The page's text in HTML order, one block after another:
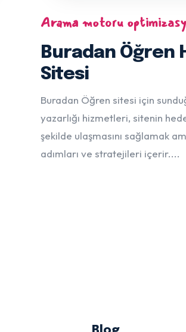
Arama motoru
Buradan Öğren
Sitesi
Buradan Öğren sitesi için
yazarlığı hizmetleri, sitenin
şekilde ulaşmasını sağlamak
adımları ve stratejileri içerir....